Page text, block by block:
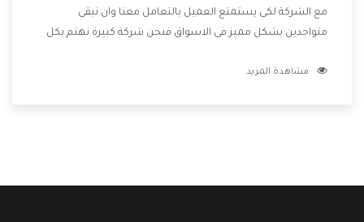
مع الشركة لكى يستمتع العميل بالتعامل معنا وان نبقى
متواجدين بشكل مميز فى الاسواق فنحن شركة كبيرة نهتم بكل
الشركة بها والتى تكون منها خدمة الصيانة التى تكون من أهم
مشاهدة المزيد